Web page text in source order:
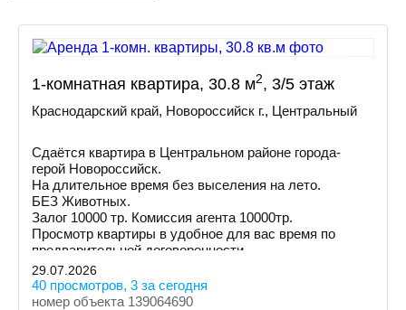
1-комнатная квартира, 30.8 м2, 3/5 этаж
Краснодарский край, Новороссийск г., Центральный
Сдаётся квартира в Центральном районе города-
герой Новороссийск.
На длительное время без выселения на лето.
БЕЗ Животных.
Залог 10000 тр. Комиссия агента 10000тр.
Просмотр квартиры в удобное для вас время по
предварительной договоренности.
29.07.2026
40 просмотров, 3 за сегодня
номер объекта 139064690